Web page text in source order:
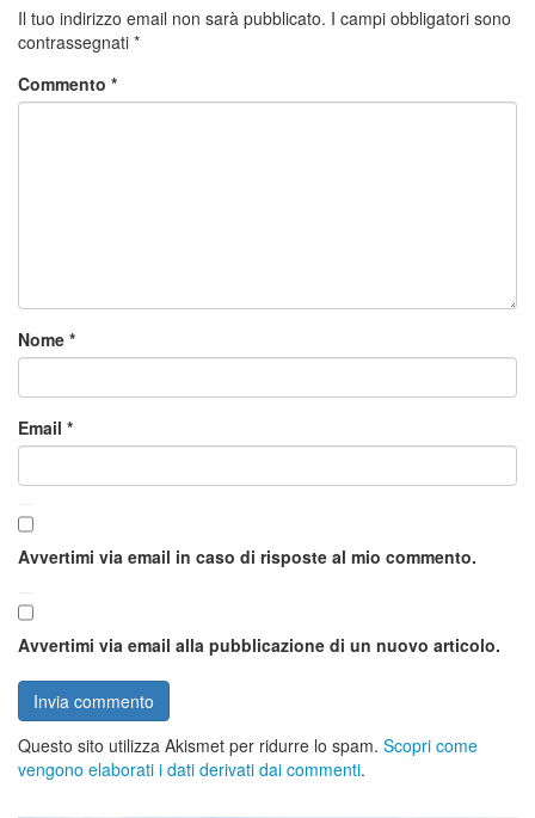
Il tuo indirizzo email non sarà pubblicato. I campi obbligatori sono
contrassegnati *
Commento *
Nome *
Email *
Avvertimi via email in caso di risposte al mio commento.
Avvertimi via email alla pubblicazione di un nuovo articolo.
Questo sito utilizza Akismet per ridurre lo spam. Scopri come
vengono elaborati i dati derivati dai commenti.